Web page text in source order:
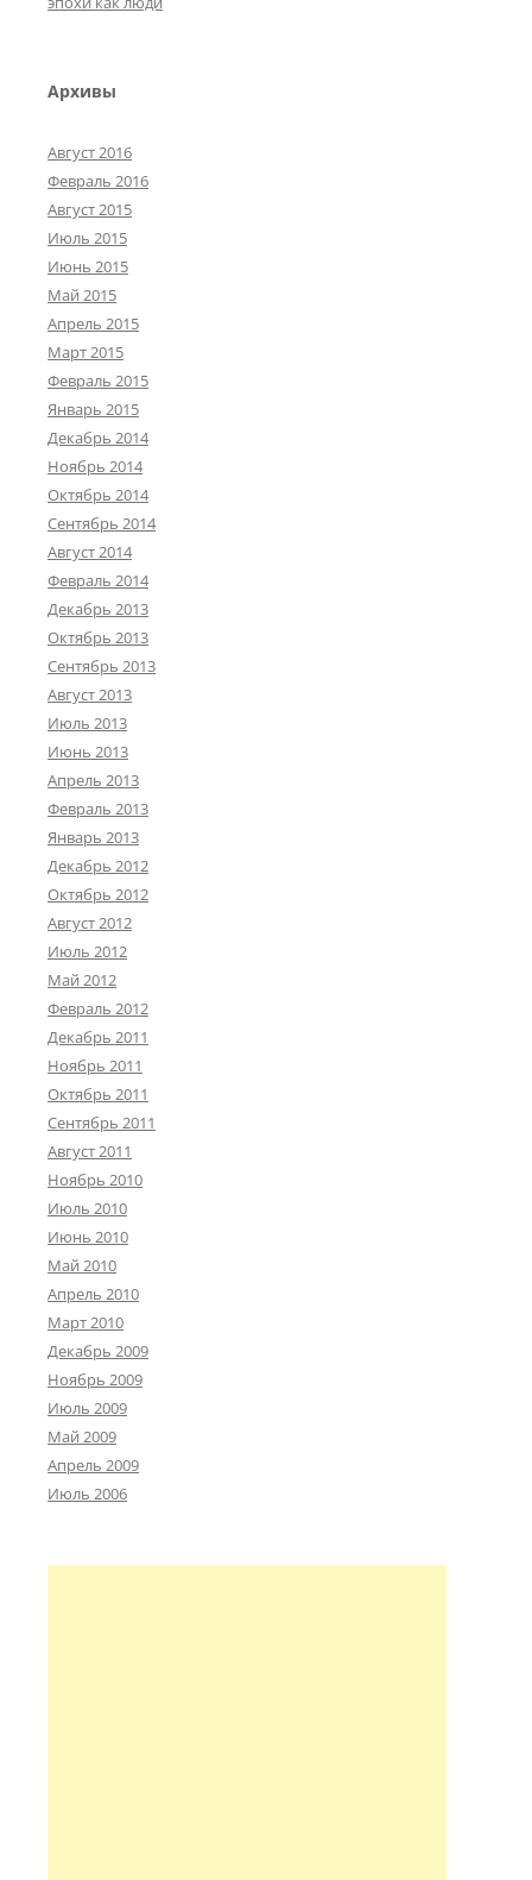
Архивы
Август 2016
Февраль 2016
Август 2015
Июль 2015
Июнь 2015
Май 2015
Апрель 2015
Март 2015
Февраль 2015
Январь 2015
Декабрь 2014
Ноябрь 2014
Октябрь 2014
Сентябрь 2014
Август 2014
Февраль 2014
Декабрь 2013
Октябрь 2013
Сентябрь 2013
Август 2013
Июль 2013
Июнь 2013
Апрель 2013
Февраль 2013
Январь 2013
Декабрь 2012
Октябрь 2012
Август 2012
Июль 2012
Май 2012
Февраль 2012
Декабрь 2011
Ноябрь 2011
Октябрь 2011
Сентябрь 2011
Август 2011
Ноябрь 2010
Июль 2010
Июнь 2010
Май 2010
Апрель 2010
Март 2010
Декабрь 2009
Ноябрь 2009
Июль 2009
Май 2009
Апрель 2009
Июль 2006